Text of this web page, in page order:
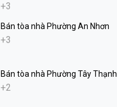
+3
Bán tòa nhà Phường An Nhơn
+3
Bán tòa nhà Phường Tây Thạnh
+2